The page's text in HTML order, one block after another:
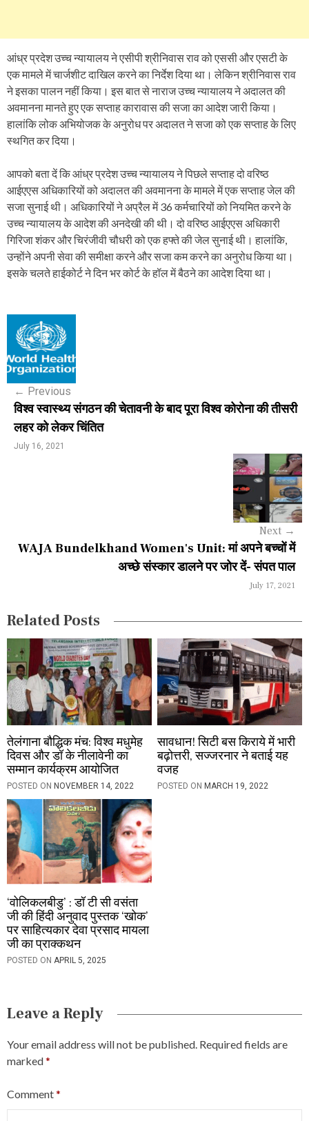
आंध्र प्रदेश उच्च न्यायालय ने एसीपी श्रीनिवास राव को एससी और एसटी के
एक मामले में चार्जशीट दाखिल करने का निर्देश दिया था। लेकिन श्रीनिवास राव
ने इसका पालन नहीं किया। इस बात से नाराज उच्च न्यायालय ने अदालत की
अवमानना ​​मानते हुए एक सप्ताह कारावास की सजा का आदेश जारी किया।
हालांकि लोक अभियोजक के अनुरोध पर अदालत ने सजा को एक सप्ताह के लिए
स्थगित कर दिया।
आपको बता दें कि आंध्र प्रदेश उच्च न्यायालय ने पिछले सप्ताह दो वरिष्ठ
आईएएस अधिकारियों को अदालत की अवमानना ​​के मामले में एक सप्ताह जेल की
सजा सुनाई थी। अधिकारियों ने अप्रैल में 36 कर्मचारियों को नियमित करने के
उच्च न्यायालय के आदेश की अनदेखी की थी। दो वरिष्ठ आईएएस अधिकारी
गिरिजा शंकर और चिरंजीवी चौधरी को एक हफ्ते की जेल सुनाई थी। हालांकि,
उन्होंने अपनी सेवा की समीक्षा करने और सजा कम करने का अनुरोध किया था।
इसके चलते हाईकोर्ट ने दिन भर कोर्ट के हॉल में बैठने का आदेश दिया था।
o
s
n
a
o
n
← Previous
विश्व स्वास्थ्य संगठन की चेतावनी के बाद पूरा विश्व कोरोना की तीसरी
लहर को लेकर चिंतित
July 16, 2021
Next →
WAJA Bundelkhand Women's Unit: मां अपने बच्चों में
अच्छे संस्कार डालने पर जोर दें- संपत पाल
July 17, 2021
Related Posts
तेलंगाना बौद्धिक मंच: विश्व मधुमेह
दिवस और डॉ के नीलावेनी का
सम्मान कार्यक्रम आयोजित
POSTED ON NOVEMBER 14, 2022
सावधान! सिटी बस किराये में भारी
बढ़ोत्तरी, सज्जरनार ने बताई यह
वजह
POSTED ONMARCH 19, 2022
‘वोलिकलबीडु’ : डॉ टी सी वसंता
जी की हिंदी अनुवाद पुस्तक ‘खोक’
पर साहित्यकार देवा प्रसाद मायला
जी का प्राक्कथन
POSTED ON APRIL 5, 2025
Leave a Reply
Your email address will not be published. Required fields are
marked*
Comment*